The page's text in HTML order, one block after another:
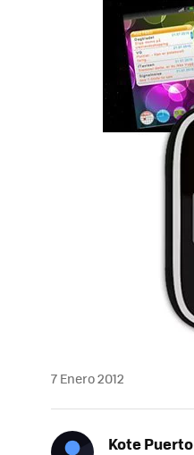
MAIL
7 Enero 2012
Kote Puerto